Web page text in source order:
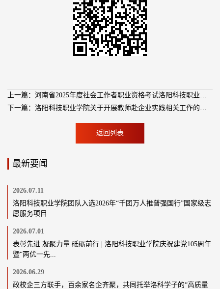
返回列表
最新要闻
2026.07.11
洛阳科技职业学院团队入选2026年“千团万人推普强国行”国家级志
愿服务项目
2026.07.01
表彰先进 凝聚力量 砥砺前行 | 洛阳科技职业学院庆祝建党105周年
暨“两优一先...
2026.06.29
政校企三方联手，百余家名企齐聚，共同托举洛科学子的“高质量